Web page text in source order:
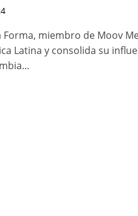
Forma, miembro de Moov
Latina y consolida su